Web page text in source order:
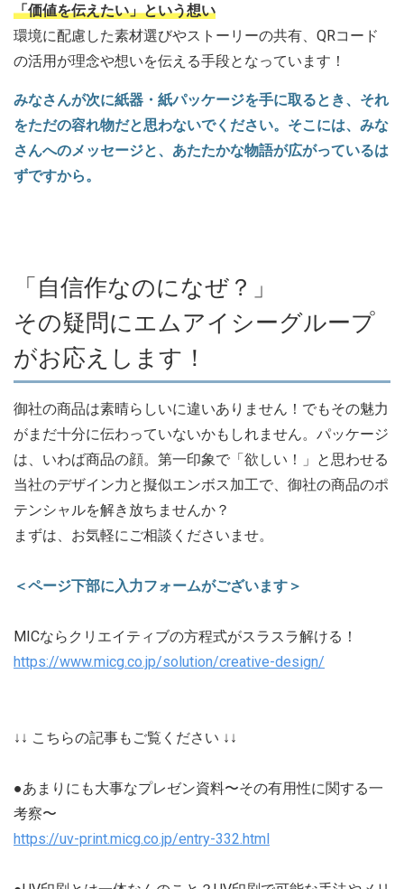
「価値を伝えたい」という想い
環境に配慮した素材選びやストーリーの共有、QRコード
の活用が理念や想いを伝える手段となっています！
みなさんが次に紙器・紙パッケージを手に取るとき、それ
をただの容れ物だと思わないでください。そこには、みな
さんへのメッセージと、あたたかな物語が広がっているは
ずですから。
「自信作なのになぜ？」
その疑問にエムアイシーグループ
がお応えします！
御社の商品は素晴らしいに違いありません！でもその魅力
がまだ十分に伝わっていないかもしれません。パッケージ
は、いわば商品の顔。第一印象で「欲しい！」と思わせる
当社のデザイン力と擬似エンボス加工で、御社の商品のポ
テンシャルを解き放ちませんか？
まずは、お気軽にご相談くださいませ。
＜ページ下部に入力フォームがございます＞
MICならクリエイティブの方程式がスラスラ解ける！
https://www.micg.co.jp/solution/creative-design/
↓↓ こちらの記事もご覧ください ↓↓
●あまりにも大事なプレゼン資料〜その有用性に関する一
考察〜
https://uv-print.micg.co.jp/entry-332.html